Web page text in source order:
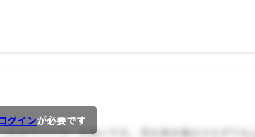
グインが必要です